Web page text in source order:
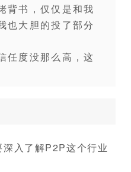
背书，仅仅是和我
也大胆的投了部分
任度没那么高，这
入了解P2P这个行业